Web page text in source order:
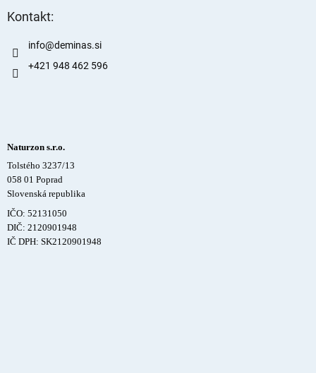
Kontakt:
info@deminas.si
+421 948 462 596
Naturzon s.r.o.
Tolstého 3237/13
058 01 Poprad
Slovenská republika
IČO: 52131050
DIČ: 2120901948
IČ DPH: SK2120901948